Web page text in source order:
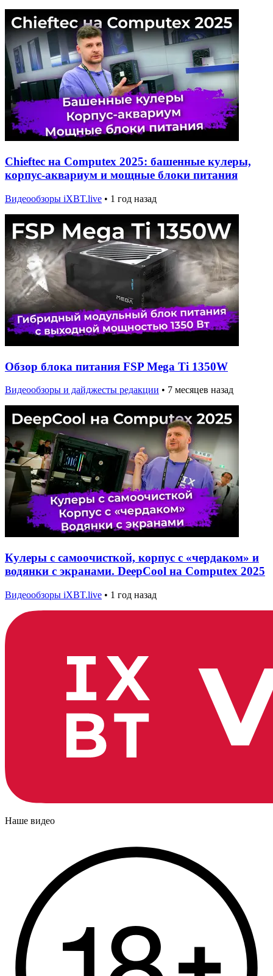
Chieftec на Computex 2025: башенные кулеры,
корпус-аквариум и мощные блоки питания
Видеообзоры iXBT.live • 1 год назад
Обзор блока питания FSP Mega Ti 1350W
Видеообзоры и дайджесты редакции • 7 месяцев назад
Кулеры с самоочисткой, корпус с «чердаком» и
водянки с экранами. DeepCool на Computex 2025
Видеообзоры iXBT.live • 1 год назад
Наше видео